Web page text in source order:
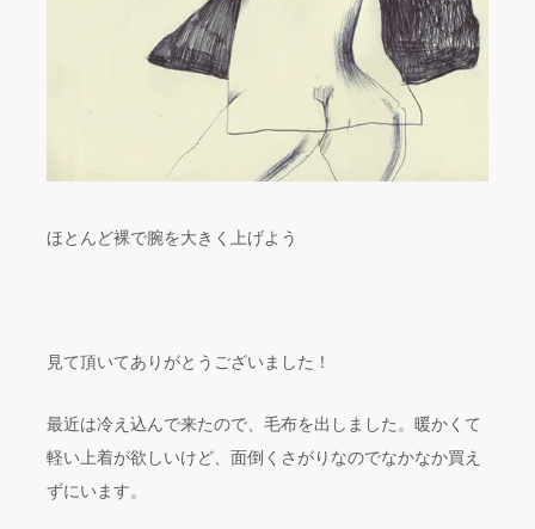
ほとんど裸で腕を大きく上げよう
見て頂いてありがとうございました！
最近は冷え込んで来たので、毛布を出しました。暖かくて
軽い上着が欲しいけど、面倒くさがりなのでなかなか買え
ずにいます。